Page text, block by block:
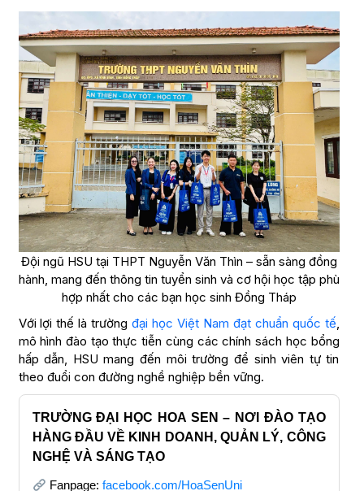
Đội ngũ HSU tại THPT Nguyễn Văn Thìn – sẵn sàng đồng
hành, mang đến thông tin tuyển sinh và cơ hội học tập phù
hợp nhất cho các bạn học sinh Đồng Tháp
Với lợi thế là trườngđại học Việt Nam đạt chuẩn quốc tế,
mô hình đào tạo thực tiễn cùng các chính sách học bổng
hấp dẫn, HSU mang đến môi trường để sinh viên tự tin
theo đuổi con đường nghề nghiệp bền vững.
TRƯỜNG ĐẠI HỌC HOA SEN – NƠI ĐÀO TẠO
HÀNG ĐẦU VỀ KINH DOANH, QUẢN LÝ, CÔNG
NGHỆ VÀ SÁNG TẠO
Fanpage: facebook.com/HoaSenUni